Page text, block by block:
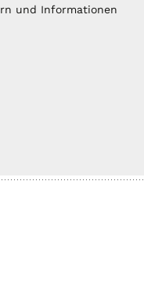
und Informationen